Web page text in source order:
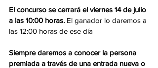
El concurso se cerrará el viernes 14 de julio
a las 10:00 horas. El ganador lo daremos a
las 12:00 horas de ese día
Siempre daremos a conocer la persona
premiada a través de una entrada nueva o